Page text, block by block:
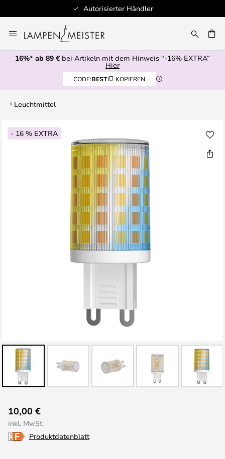
Autorisierter Händler
Inhalt
springen
16%* ab 89 € bei Artikeln mit dem Hinweis "-16% EXTRA”
Hier
CODE:BEST KOPIEREN
Leuchtmittel
- 16 % EXTRA
Zum
Ende
Anfang
der
Bildgalerie
10,00 €
inkl. MwSt.
Produktdatenblatt